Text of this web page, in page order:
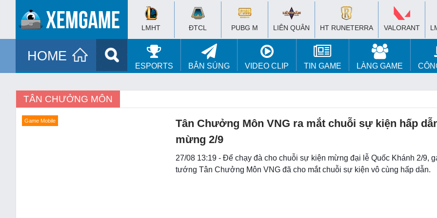
LMHT ĐTCL PUBG M LIÊN QUÂN HT RUNETERRA VALORANT
HOME
ESPORTS BẮN SÚNG VIDEO CLIP TIN GAME LÀNG GAME
TÂN CHƯỞNG MÔN
Game Mobile
Tân Chưởng Môn VNG ra mắt chuỗi sự kiện hấp
mừng 2/9
27/08 13:19 - Để chạy đà cho chuỗi sự kiện mừng đại lễ Quốc Khánh 2/9,
tướng Tân Chưởng Môn VNG đã cho mắt chuỗi sự kiện vô cùng hấp dẫn.